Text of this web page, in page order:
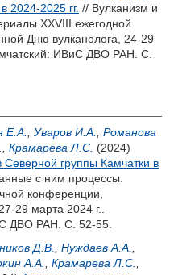
2024-2025 гг. // Вулканизм и
XXVIII ежегодной
Дню вулканолога, 24-29
ИВиС ДВО РАН. С.
Е.А. Уваров И.А.
Романова
Крамарева Л.С. (2024)
Северной группы Камчатки в
с ним процессы.
конференции,
29 марта 2024 г..
ДВО РАН. С. 52-55.
Д.В. Нуждаев А.А.
А.А. Крамарева Л.С.